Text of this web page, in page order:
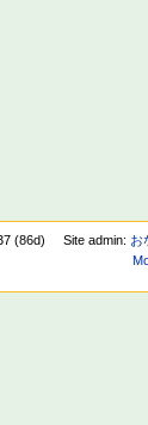
(86d) Site admin: お